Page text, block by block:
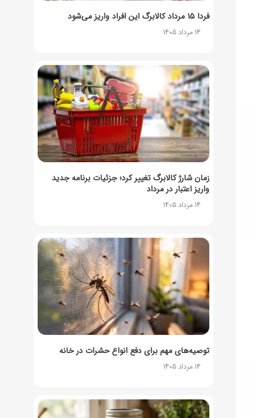
فردا ۱۵ مرداد کالابرگ این افراد واریز می‌شود
14 مرداد 1405
زمان شارژ کالابرگ تغییر کرد؛ جزئیات برنامه جدید
واریز اعتبار در مرداد
14 مرداد 1405
توصیه‌های مهم برای دفع انواع حشرات در خانه
14 مرداد 1405